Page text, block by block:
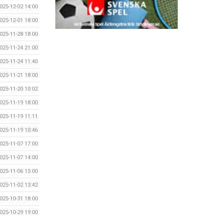
12-02 14:00
12-01 18:00
11-28 18:00
11-24 21:00
11-24 11:40
11-21 18:00
11-20 10:02
11-19 18:00
11-19 11:11
11-19 10:46
11-07 17:00
11-07 14:00
11-06 15:00
11-02 13:42
10-31 18:00
10-29 19:00